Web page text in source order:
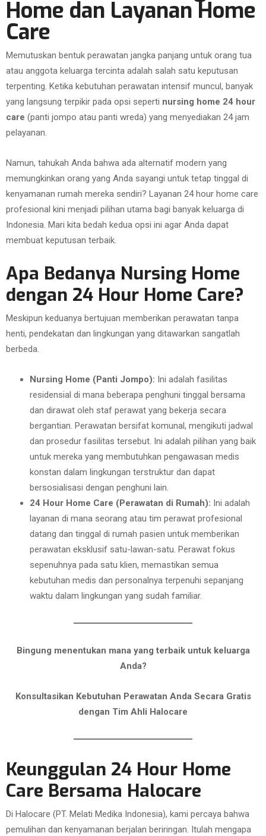
Home dan Layanan Home
Care
Memutuskan bentuk perawatan jangka panjang untuk orang tua
atau anggota keluarga tercinta adalah salah satu keputusan
terpenting. Ketika kebutuhan perawatan intensif muncul, banyak
yang langsung terpikir pada opsi seperti nursing home 24 hour
care (panti jompo atau panti wreda) yang menyediakan 24 jam
pelayanan.
Namun, tahukah Anda bahwa ada alternatif modern yang
memungkinkan orang yang Anda sayangi untuk tetap tinggal di
kenyamanan rumah mereka sendiri? Layanan 24 hour home care
profesional kini menjadi pilihan utama bagi banyak keluarga di
Indonesia. Mari kita bedah kedua opsi ini agar Anda dapat
membuat keputusan terbaik.
Apa Bedanya Nursing Home
dengan 24 Hour Home Care?
Meskipun keduanya bertujuan memberikan perawatan tanpa
henti, pendekatan dan lingkungan yang ditawarkan sangatlah
berbeda.
Nursing Home (Panti Jompo): Ini adalah fasilitas
residensial di mana beberapa penghuni tinggal bersama
dan dirawat oleh staf perawat yang bekerja secara
bergantian. Perawatan bersifat komunal, mengikuti jadwal
dan prosedur fasilitas tersebut. Ini adalah pilihan yang baik
untuk mereka yang membutuhkan pengawasan medis
konstan dalam lingkungan terstruktur dan dapat
bersosialisasi dengan penghuni lain.
24 Hour Home Care (Perawatan di Rumah): Ini adalah
layanan di mana seorang atau tim perawat profesional
datang dan tinggal di rumah pasien untuk memberikan
perawatan eksklusif satu-lawan-satu. Perawat fokus
sepenuhnya pada satu klien, memastikan semua
kebutuhan medis dan personalnya terpenuhi sepanjang
waktu dalam lingkungan yang sudah familiar.
Bingung menentukan mana yang terbaik untuk keluarga
Anda?
Konsultasikan Kebutuhan Perawatan Anda Secara Gratis
dengan Tim Ahli Halocare
Keunggulan 24 Hour Home
Care Bersama Halocare
Di Halocare (PT. Melati Medika Indonesia), kami percaya bahwa
pemulihan dan kenyamanan berjalan beriringan. Itulah mengapa